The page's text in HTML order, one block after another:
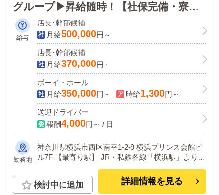
グループ▶昇給随時！【社保完備・寮完
備・食事つき】アルバイトも募集中！
給与
店長･幹部候補
月給500,000円～
店長･幹部候補
月給370,000円～
ボーイ・ホール
月給350,000円～ 時給1,300円～
送迎ドライバー
報酬4,000円～ / 日
勤務地
神奈川県横浜市西区南幸1-2-9 横浜プリンス会館ビ
ル7F 【最寄り駅】 JR・私鉄各線「横浜駅」より徒
歩1～3分の奇跡の好アクセス！
検討中に追加 詳細情報を見る